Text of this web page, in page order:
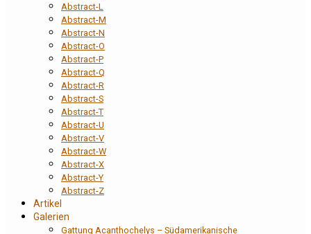
Abstract-L
Abstract-M
Abstract-N
Abstract-O
Abstract-P
Abstract-Q
Abstract-R
Abstract-S
Abstract-T
Abstract-U
Abstract-V
Abstract-W
Abstract-X
Abstract-Y
Abstract-Z
Artikel
Galerien
Gattung Acanthochelys – Südamerikanische